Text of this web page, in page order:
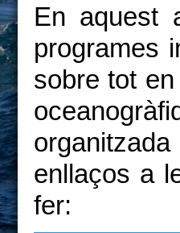
En aquest
programes
sobre tot
enllaços a
fer: